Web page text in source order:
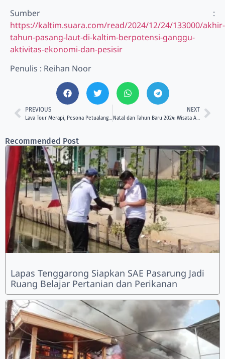
Sumber :
https://kaltim.suara.com/read/2024/12/24/133000/akhir-
tahun-pasang-laut-di-kaltim-berpotensi-ganggu-
aktivitas-ekonomi-dan-pesisir
Penulis : Reihan Noor
PREVIOUS NEXT
Natal dan Tahun Baru 2024: Wisata Alam di Samarinda Masih Jadi Magnet Utama
Recommended Post
Lapas Tenggarong Siapkan SAE Pasarung Jadi
Ruang Belajar Pertanian dan Perikanan